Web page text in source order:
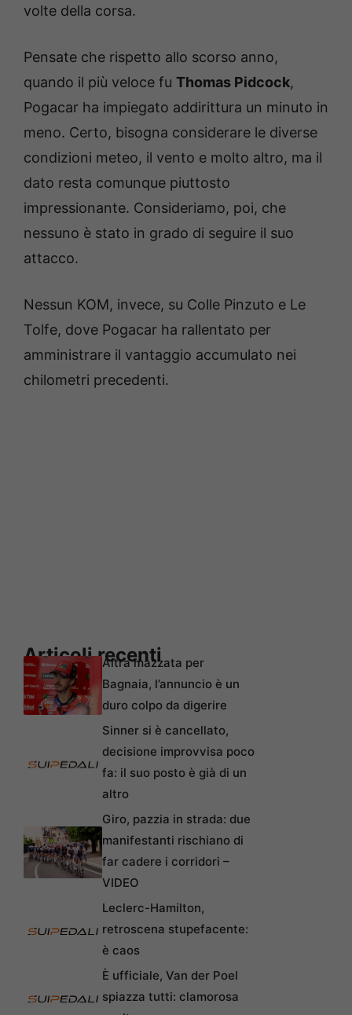
volte della corsa.
Pensate che rispetto allo scorso anno,
quando il più veloce fu Thomas Pidcock,
Pogacar ha impiegato addirittura un minuto in
meno. Certo, bisogna considerare le diverse
condizioni meteo, il vento e molto altro, ma il
dato resta comunque piuttosto
impressionante. Consideriamo, poi, che
nessuno è stato in grado di seguire il suo
attacco.
Nessun KOM, invece, su Colle Pinzuto e Le
Tolfe, dove Pogacar ha rallentato per
amministrare il vantaggio accumulato nei
chilometri precedenti.
Articoli recenti
Altra mazzata per
Bagnaia, l’annuncio è un
duro colpo da digerire
Sinner si è cancellato,
decisione improvvisa poco
fa: il suo posto è già di un
altro
Giro, pazzia in strada: due
manifestanti rischiano di
far cadere i corridori –
VIDEO
Leclerc-Hamilton,
retroscena stupefacente:
è caos
È ufficiale, Van der Poel
spiazza tutti: clamorosa